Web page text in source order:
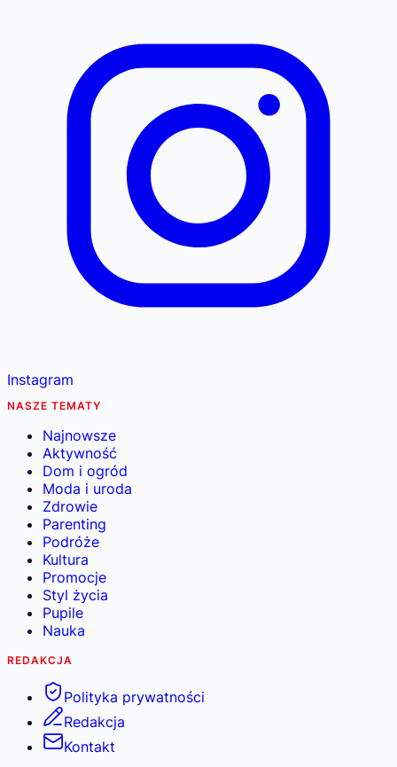
Instagram
NASZE TEMATY
Najnowsze
Aktywność
Dom i ogród
Moda i uroda
Zdrowie
Parenting
Podróże
Kultura
Promocje
Styl życia
Pupile
Nauka
REDAKCJA
Polityka prywatności
Redakcja
Kontakt